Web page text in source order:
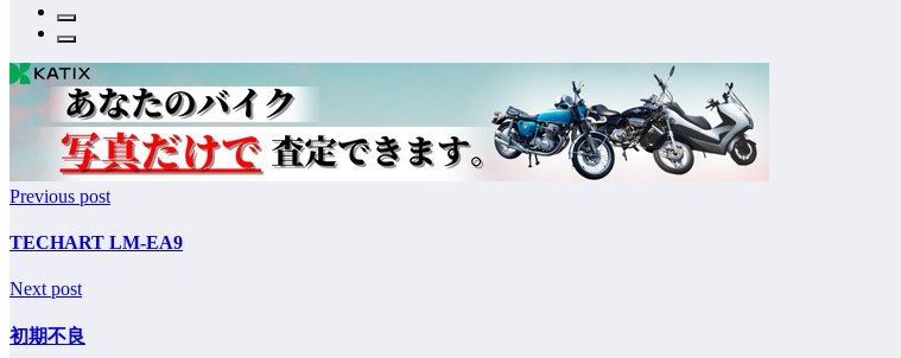
Previous post
TECHART LM-EA9
Next post
初期不良